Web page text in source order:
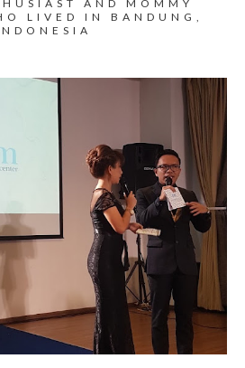
AND MOMMY
LIVED IN BANDUNG,